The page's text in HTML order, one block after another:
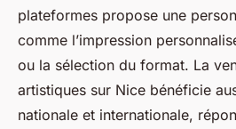
plateformes propose une
comme l’impression
ou la sélection du format. La
artistiques sur Nice bénéficie
nationale et internationale,